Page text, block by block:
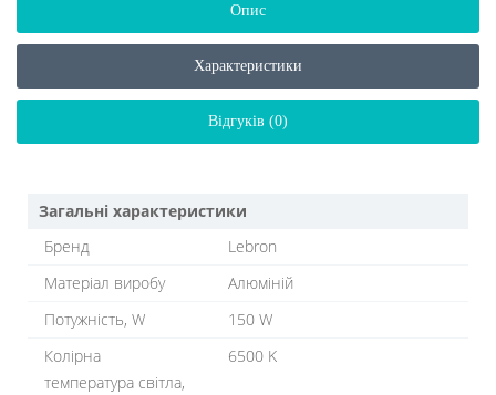
Опис
Характеристики
Відгуків (0)
Загальні характеристики
Бренд
Lebron
Матеріал виробу
Алюміній
Потужність, W
150 W
Колірна
температура світла,
6500 K